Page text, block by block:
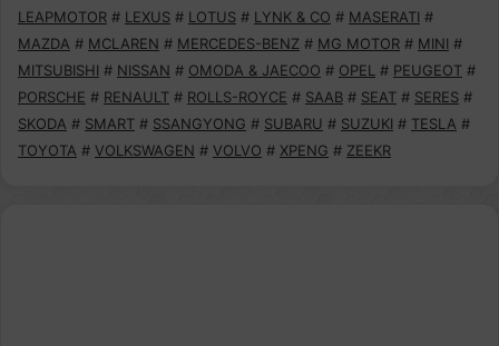
LEAPMOTOR # LEXUS # LOTUS # LYNK & CO # MASERATI #
MAZDA # MCLAREN # MERCEDES-BENZ # MG MOTOR # MINI #
MITSUBISHI # NISSAN # OMODA & JAECOO # OPEL # PEUGEOT #
PORSCHE # RENAULT # ROLLS-ROYCE # SAAB # SEAT # SERES #
SKODA # SMART # SSANGYONG # SUBARU # SUZUKI # TESLA #
TOYOTA # VOLKSWAGEN # VOLVO # XPENG # ZEEKR